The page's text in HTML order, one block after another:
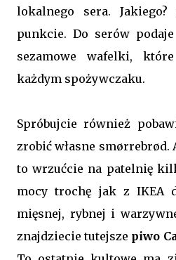
lokalnego sera.
punkcie. Do serów
sezamowe wafelki,
każdym spożywczaku.
Spróbujcie również
zrobić własne smørrebrød.
to wrzućcie na patelnię
mocy trochę jak z IKEA
mięsnej, rybnej i
znajdziecie tutejsze piwo